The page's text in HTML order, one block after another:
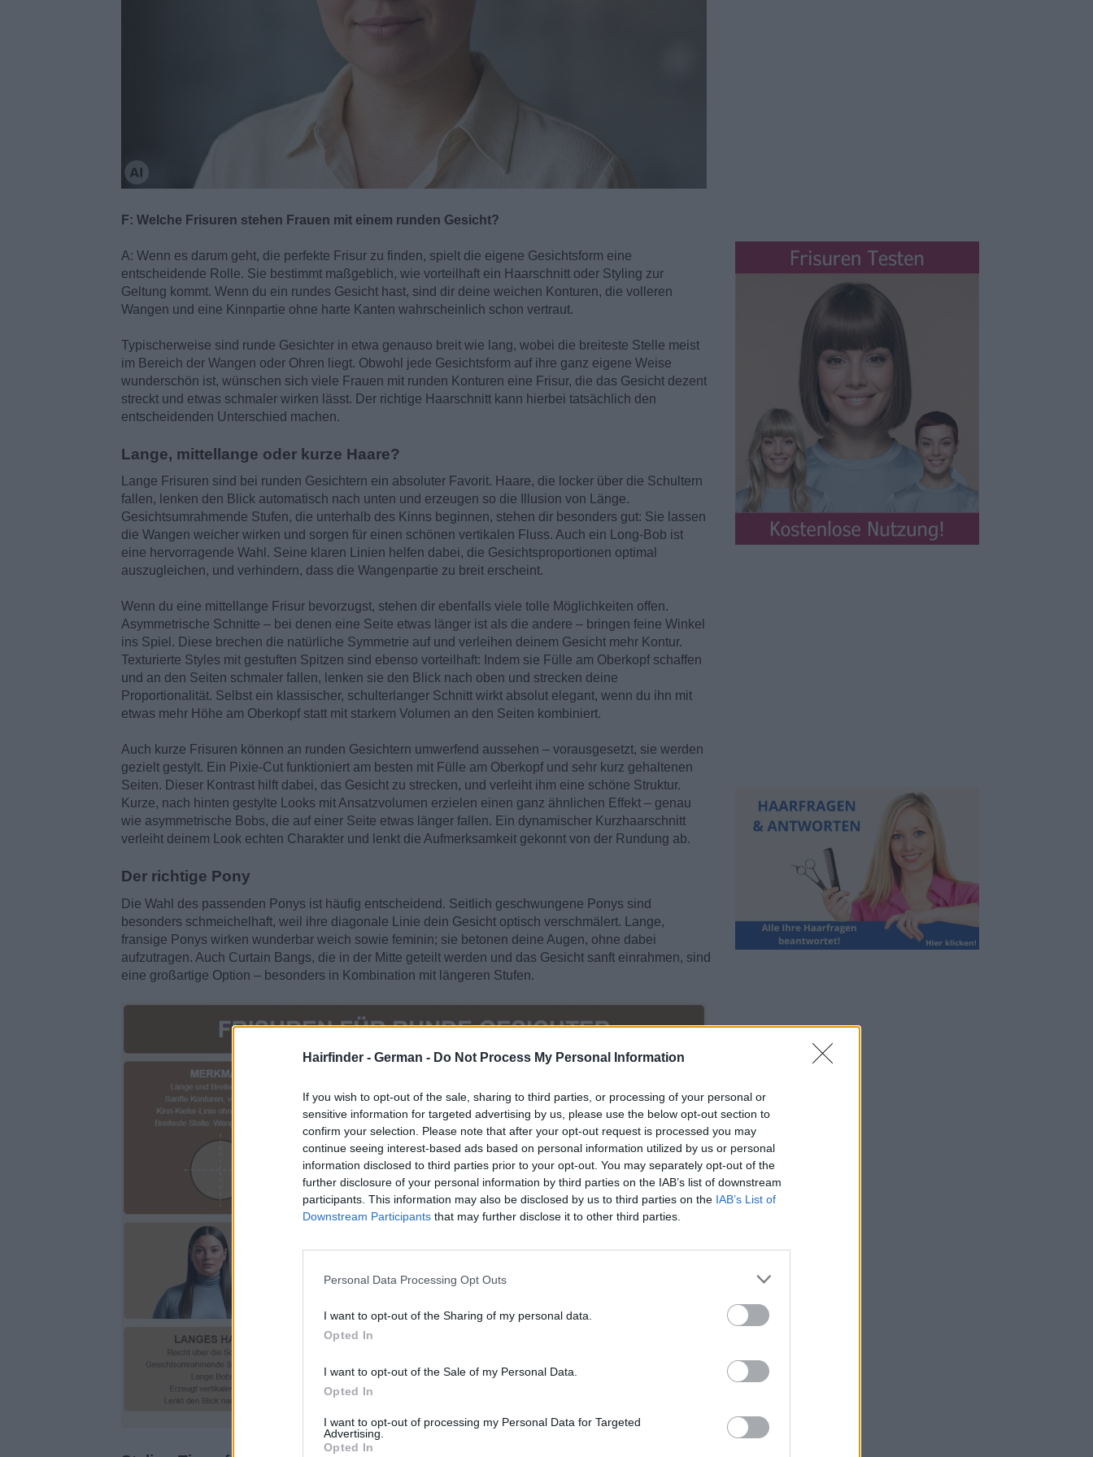
Hairfinder - German - Do Not Process My Personal Information
If you wish to opt-out of the sale, sharing to third parties, or processing of your personal or
sensitive information for targeted advertising by us, please use the below opt-out section to
confirm your selection. Please note that after your opt-out request is processed you may
continue seeing interest-based ads based on personal information utilized by us or personal
information disclosed to third parties prior to your opt-out. You may separately opt-out of the
further disclosure of your personal information by third parties on the IAB’s list of downstream
participants. This information may also be disclosed by us to third parties on the IAB’s List of
Downstream Participants that may further disclose it to other third parties.
Personal Data Processing Opt Outs
I want to opt-out of the Sharing of my personal data.
Opted In
I want to opt-out of the Sale of my Personal Data.
Opted In
I want to opt-out of processing my Personal Data for Targeted
Advertising.
Opted In
F: Welche Frisuren stehen Frauen mit einem runden Gesicht?
A: Wenn es darum geht, die perfekte Frisur zu finden, spielt die eigene Gesichtsform eine
entscheidende Rolle. Sie bestimmt maßgeblich, wie vorteilhaft ein Haarschnitt oder Styling zur
Geltung kommt. Wenn du ein rundes Gesicht hast, sind dir deine weichen Konturen, die volleren
Wangen und eine Kinnpartie ohne harte Kanten wahrscheinlich schon vertraut.
Typischerweise sind runde Gesichter in etwa genauso breit wie lang, wobei die breiteste Stelle meist
im Bereich der Wangen oder Ohren liegt. Obwohl jede Gesichtsform auf ihre ganz eigene Weise
wunderschön ist, wünschen sich viele Frauen mit runden Konturen eine Frisur, die das Gesicht dezent
streckt und etwas schmaler wirken lässt. Der richtige Haarschnitt kann hierbei tatsächlich den
entscheidenden Unterschied machen.
Lange, mittellange oder kurze Haare?
Lange Frisuren sind bei runden Gesichtern ein absoluter Favorit. Haare, die locker über die Schultern
fallen, lenken den Blick automatisch nach unten und erzeugen so die Illusion von Länge.
Gesichtsumrahmende Stufen, die unterhalb des Kinns beginnen, stehen dir besonders gut: Sie lassen
die Wangen weicher wirken und sorgen für einen schönen vertikalen Fluss. Auch ein Long-Bob ist
eine hervorragende Wahl. Seine klaren Linien helfen dabei, die Gesichtsproportionen optimal
auszugleichen, und verhindern, dass die Wangenpartie zu breit erscheint.
Wenn du eine mittellange Frisur bevorzugst, stehen dir ebenfalls viele tolle Möglichkeiten offen.
Asymmetrische Schnitte – bei denen eine Seite etwas länger ist als die andere – bringen feine Winkel
ins Spiel. Diese brechen die natürliche Symmetrie auf und verleihen deinem Gesicht mehr Kontur.
Texturierte Styles mit gestuften Spitzen sind ebenso vorteilhaft: Indem sie Fülle am Oberkopf schaffen
und an den Seiten schmaler fallen, lenken sie den Blick nach oben und strecken deine
Proportionalität. Selbst ein klassischer, schulterlanger Schnitt wirkt absolut elegant, wenn du ihn mit
etwas mehr Höhe am Oberkopf statt mit starkem Volumen an den Seiten kombiniert.
Auch kurze Frisuren können an runden Gesichtern umwerfend aussehen – vorausgesetzt, sie werden
gezielt gestylt. Ein Pixie-Cut funktioniert am besten mit Fülle am Oberkopf und sehr kurz gehaltenen
Seiten. Dieser Kontrast hilft dabei, das Gesicht zu strecken, und verleiht ihm eine schöne Struktur.
Kurze, nach hinten gestylte Looks mit Ansatzvolumen erzielen einen ganz ähnlichen Effekt – genau
wie asymmetrische Bobs, die auf einer Seite etwas länger fallen. Ein dynamischer Kurzhaarschnitt
verleiht deinem Look echten Charakter und lenkt die Aufmerksamkeit gekonnt von der Rundung ab.
Der richtige Pony
Die Wahl des passenden Ponys ist häufig entscheidend. Seitlich geschwungene Ponys sind
besonders schmeichelhaft, weil ihre diagonale Linie dein Gesicht optisch verschmälert. Lange,
fransige Ponys wirken wunderbar weich sowie feminin; sie betonen deine Augen, ohne dabei
aufzutragen. Auch Curtain Bangs, die in der Mitte geteilt werden und das Gesicht sanft einrahmen, sind
eine großartige Option – besonders in Kombination mit längeren Stufen.